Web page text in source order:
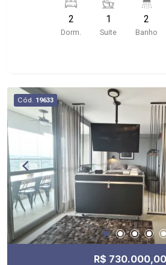
cobertura com piscina,
gourmet, portaria 24h, anexo ao
Localizado na Avenida
noturna ativa.
2
Dorm.
1
Suite
2
Banho
Cód. 19633
R$